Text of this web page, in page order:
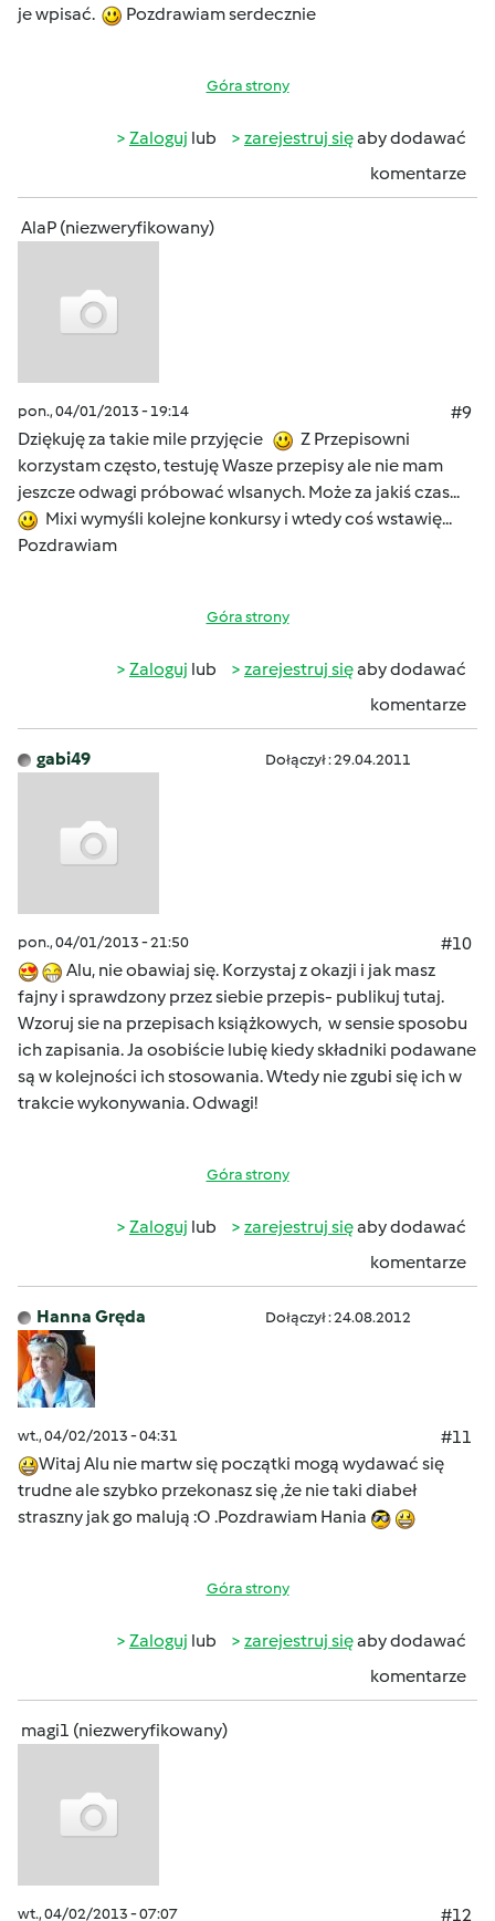
je wpisać.
Pozdrawiam serdecznie
Góra strony
Zaloguj lub zarejestruj sięaby dodawać
komentarze
AlaP (niezweryfikowany)
pon., 04/01/2013 - 19:14
#9
Dziękuję za takie mile przyjęcie
Z Przepisowni
korzystam często, testuję Wasze przepisy ale nie mam
jeszcze odwagi próbować wlsanych. Może za jakiś czas...
Mixi wymyśli kolejne konkursy i wtedy coś wstawię...
Pozdrawiam
Góra strony
Zaloguj lub zarejestruj sięaby dodawać
komentarze
gabi49 Dołączył : 29.04.2011
pon., 04/01/2013 - 21:50
#10
Alu, nie obawiaj się. Korzystaj z okazji i jak masz
fajny i sprawdzony przez siebie przepis- publikuj tutaj.
Wzoruj sie na przepisach książkowych, w sensie sposobu
ich zapisania. Ja osobiście lubię kiedy składniki podawane
są w kolejności ich stosowania. Wtedy nie zgubi się ich w
trakcie wykonywania. Odwagi!
Góra strony
Zaloguj lub zarejestruj sięaby dodawać
komentarze
Hanna Gręda Dołączył : 24.08.2012
wt., 04/02/2013 - 04:31
#11
Witaj Alu nie martw się początki mogą wydawać się
trudne ale szybko przekonasz się ,że nie taki diabeł
straszny jak go malują :O .Pozdrawiam Hania
Góra strony
Zaloguj lub zarejestruj sięaby dodawać
komentarze
magi1 (niezweryfikowany)
wt., 04/02/2013 - 07:07 #12